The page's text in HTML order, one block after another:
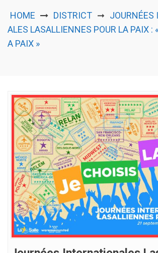
HOME DISTRICT ➞ JOURNÉES
ALES LASALLIENNES POUR LA PAIX :
A PAIX »